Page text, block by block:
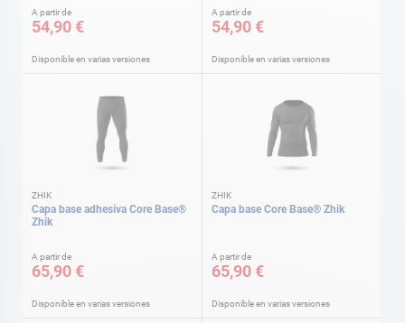
A partir de
54,90 €
Disponible en varias versiones
A partir de
54,90 €
Disponible en varias versiones
ZHIK
Capa base adhesiva Core Base®
Zhik
A partir de
65,90 €
Disponible en varias versiones
ZHIK
Capa base Core Base® Zhik
A partir de
65,90 €
Disponible en varias versiones